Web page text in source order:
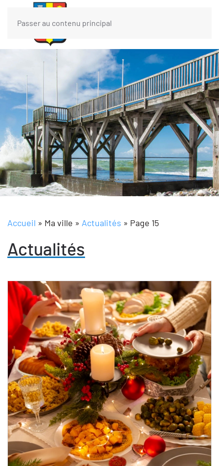
Passer au contenu principal
Accueil » Ma ville » Actualités » Page 15
Actualités